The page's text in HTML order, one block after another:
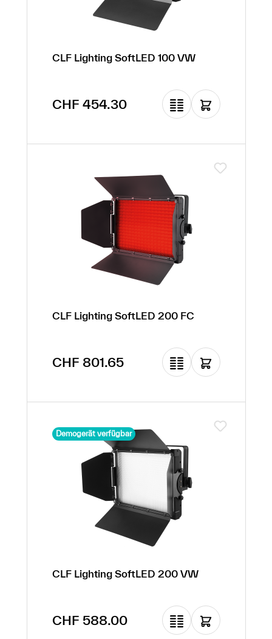
CLF Lighting SoftLED 100 VW
Regulärer Preis:
CHF 454.30
CLF Lighting SoftLED 200 FC
Regulärer Preis:
CHF 801.65
Demogerät verfügbar
CLF Lighting SoftLED 200 VW
Regulärer Preis:
CHF 588.00